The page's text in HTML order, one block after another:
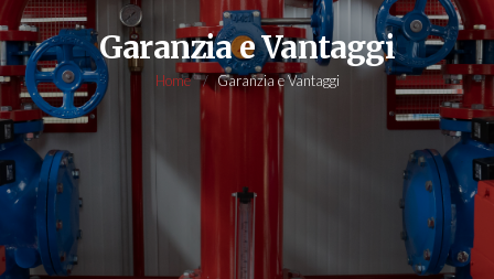
Garanzia e Vantaggi
Home Garanzia e Vantaggi